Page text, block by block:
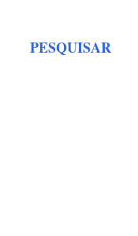
PESQUISAR